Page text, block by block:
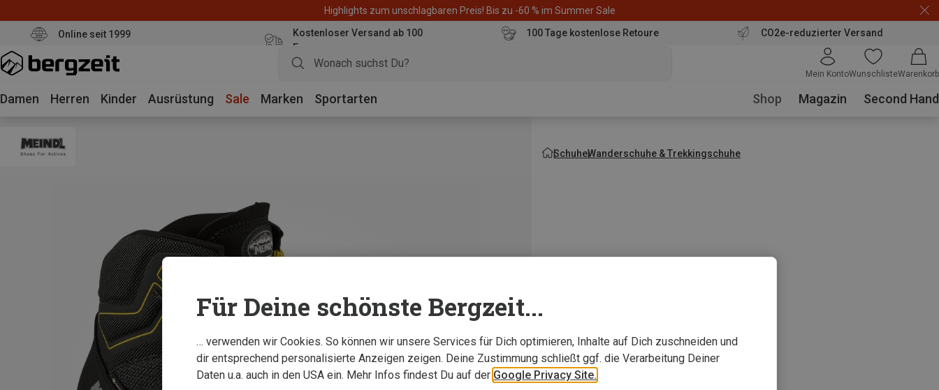
Highlights zum unschlagbaren Preis! Bis zu -60 % im Summer Sale
Online seit 1999
Kostenloser Versand ab 100
Euro
100 Tage kostenlose Retoure CO2e-reduzierter Versand
Mein KontoWunschlisteWarenkorb
Damen Herren Kinder Ausrüstung Sale Marken Sportarten Shop Magazin Second Hand
SchuheWanderschuhe & Trekkingschuhe
Für Deine schönste Bergzeit...
… verwenden wir Cookies. So können wir unsere Services für Dich optimieren, Inhalte auf Dich zuschneiden und
dir entsprechend personalisierte Anzeigen zeigen. Deine Zustimmung schließt ggf. die Verarbeitung Deiner
Daten u.a. auch in den USA ein. Mehr Infos findest Du auf der Google Privacy Site.